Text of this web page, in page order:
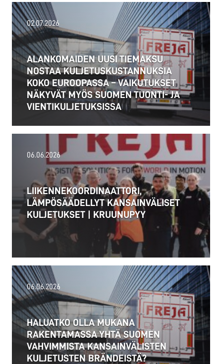
02.07.2026
Alankomaat otti 1.7.2026 käyttöön uuden raskaan
liikenteen etäisyysperusteisen tiemaksun
(Vrachtwagenheffing), joka koskee yli 3,5 tonnin...
Lue lisää
02.07.2026
ALANKOMAIDEN UUSI TIEMAKSU
NOSTAA KULJETUSKUSTANNUKSIA
KOKO EUROOPASSA – VAIKUTUKSET
NÄKYVÄT MYÖS SUOMEN TUONTI- JA
VIENTIKULJETUKSISSA
06.06.2026
LIIKENNEKOORDINAATTORI,
LÄMPÖSÄÄDELLYT KANSAINVÄLISET
KULJETUKSET | KRUUNUPYY
06.06.2026
HALUATKO OLLA MUKANA
RAKENTAMASSA YHTÄ SUOMEN
VAHVIMMISTA KANSAINVÄLISTEN
KULJETUSTEN BRÄNDEISTÄ?